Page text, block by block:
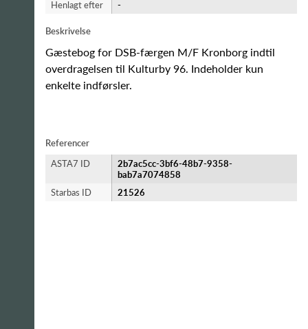
Henlagt efter
-
Beskrivelse
Gæstebog for DSB-færgen M/F Kronborg indtil
overdragelsen til Kulturby 96. Indeholder kun
enkelte indførsler.
Referencer
ASTA7 ID
2b7ac5cc-3bf6-48b7-9358-
bab7a7074858
Starbas ID
21526